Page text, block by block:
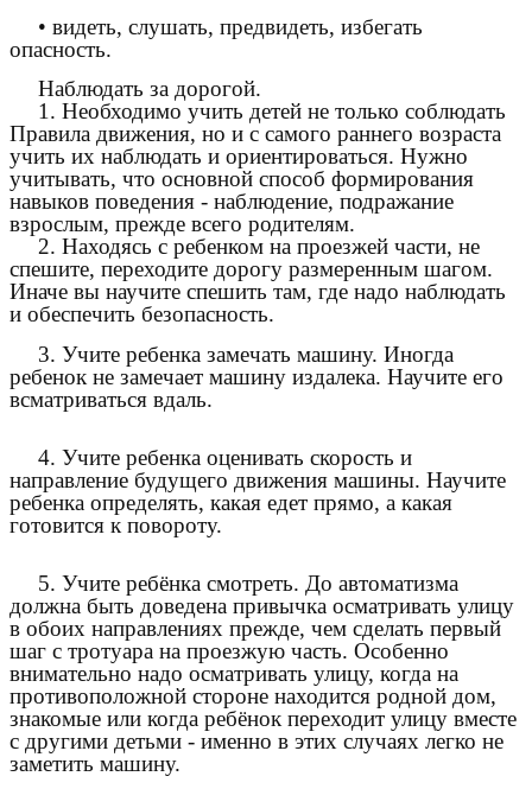
• видеть, слушать, предвидеть, избегать
опасность.
Наблюдать за дорогой.
1. Необходимо учить детей не только соблюдать
Правила движения, но и с самого раннего возраста
учить их наблюдать и ориентироваться. Нужно
учитывать, что основной способ формирования
навыков поведения - наблюдение, подражание
взрослым, прежде всего родителям.
2. Находясь с ребенком на проезжей части, не
спешите, переходите дорогу размеренным шагом.
Иначе вы научите спешить там, где надо наблюдать
и обеспечить безопасность.
3. Учите ребенка замечать машину. Иногда
ребенок не замечает машину издалека. Научите его
всматриваться вдаль.
4. Учите ребенка оценивать скорость и
направление будущего движения машины. Научите
ребенка определять, какая едет прямо, а какая
готовится к повороту.
5. Учите ребёнка смотреть. До автоматизма
должна быть доведена привычка осматривать улицу
в обоих направлениях прежде, чем сделать первый
шаг с тротуара на проезжую часть. Особенно
внимательно надо осматривать улицу, когда на
противоположной стороне находится родной дом,
знакомые или когда ребёнок переходит улицу вместе
с другими детьми - именно в этих случаях легко не
заметить машину.